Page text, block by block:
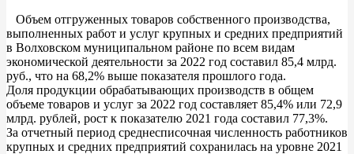
Объем отгруженных товаров собственного производства,
выполненных работ и услуг крупных и средних предприятий
в Волховском муниципальном районе по всем видам
экономической деятельности за 2022 год составил 85,4 млрд.
руб., что на 68,2% выше показателя прошлого года.
Доля продукции обрабатывающих производств в общем
объеме товаров и услуг за 2022 год составляет 85,4% или 72,9
млрд. рублей, рост к показателю 2021 года составил 77,3%.
За отчетный период среднесписочная численность работников
крупных и средних предприятий сохранилась на уровне 2021